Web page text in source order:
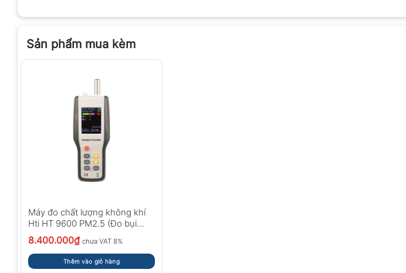
Sản phẩm mua kèm
Máy đo chất lượng không khí
Hti HT 9600 PM2.5 (Đo bụi
không khí)
8.400.000₫ chưa VAT 8%
Thêm vào giỏ hàng